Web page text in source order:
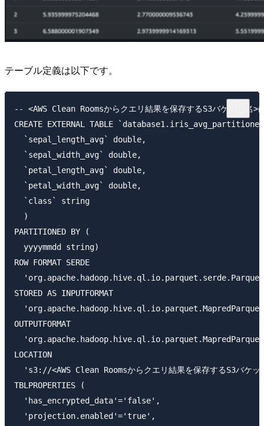
テーブル定義は以下です。
-- <AWS Clean Roomsからクエリ結果を保存するS3バケット名>
CREATE EXTERNAL TABLE
  `sepal_length_avg` double,
  `sepal_width_avg` double,
  `petal_length_avg` double,
  `petal_width_avg` double,
  `class` string
  )
PARTITIONED BY (
  yyyymmdd string)
ROW FORMAT SERDE
STORED AS INPUTFORMAT
OUTPUTFORMAT
LOCATION
's3://<AWS Clean Roomsからクエリ結果を保存するS3バケ
TBLPROPERTIES (
  'has_encrypted_data'='false',
  'projection.enabled'='true',